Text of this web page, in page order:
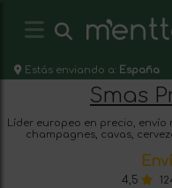
Estás enviando a: España
Smas
Líder europeo en precio,
champagnes, cavas,
4,5